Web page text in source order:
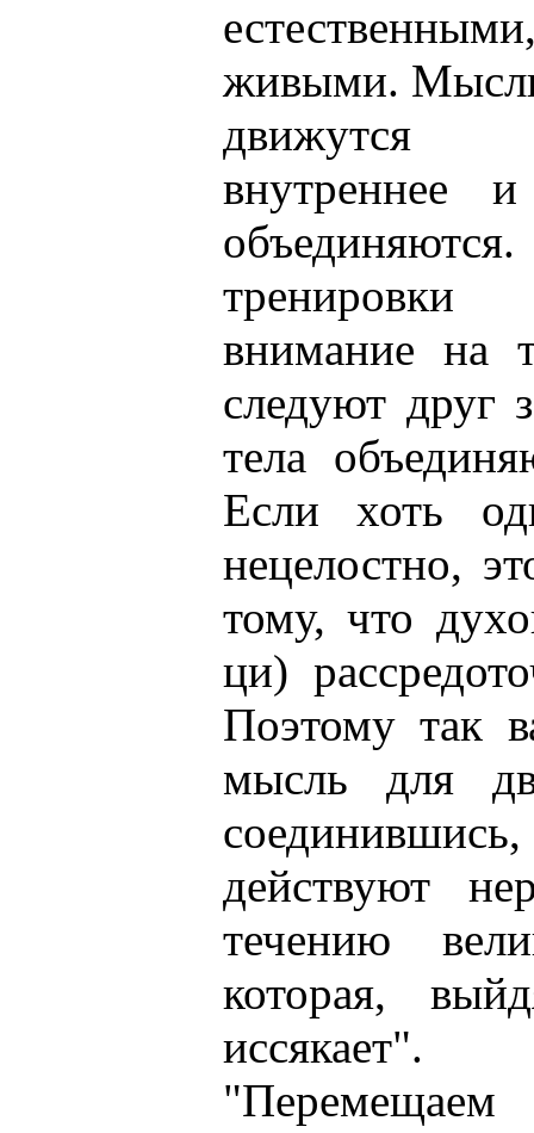
живыми.
движутся
внутреннее
внимание на
следуют друг
тела
Если хоть
нецелостно,
тому, что
ци)
Поэтому так
мысль для
действуют
течению
которая,
иссякает".